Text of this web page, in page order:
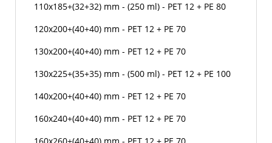
110x185+(32+32) mm - (250 ml) - PET 12 + PE 80
120x200+(40+40) mm - PET 12 + PE 70
130x200+(40+40) mm - PET 12 + PE 70
130x225+(35+35) mm - (500 ml) - PET 12 + PE 100
140x200+(40+40) mm - PET 12 + PE 70
160x240+(40+40) mm - PET 12 + PE 70